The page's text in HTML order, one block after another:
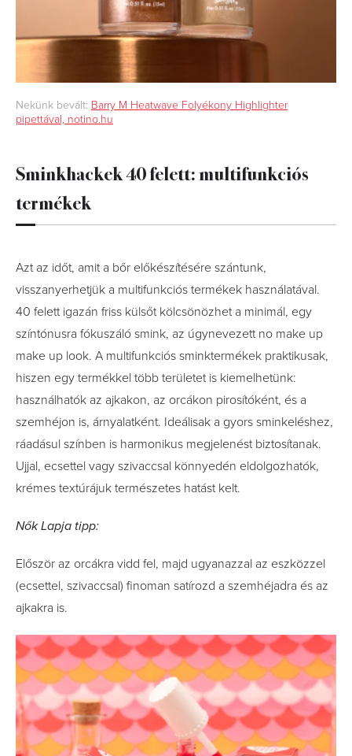
Nekünk bevált: Barry M Heatwave Folyékony Highlighter
pipettával, notino.hu
Sminkhackek 40 felett: multifunkciós
termékek
Azt az időt, amit a bőr előkészítésére szántunk,
visszanyerhetjük a multifunkciós termékek használatával.
40 felett igazán friss külsőt kölcsönözhet a minimál, egy
színtónusra fókuszáló smink, az úgynevezett no make up
make up look. A multifunkciós sminktermékek praktikusak,
hiszen egy termékkel több területet is kiemelhetünk:
használhatók az ajkakon, az orcákon pirosítóként, és a
szemhéjon is, árnyalatként. Ideálisak a gyors sminkeléshez,
ráadásul színben is harmonikus megjelenést biztosítanak.
Ujjal, ecsettel vagy szivaccsal könnyedén eldolgozhatók,
krémes textúrájuk természetes hatást kelt.
Nők Lapja tipp:
Először az orcákra vidd fel, majd ugyanazzal az eszközzel
(ecsettel, szivaccsal) finoman satírozd a szemhéjadra és az
ajkakra is.